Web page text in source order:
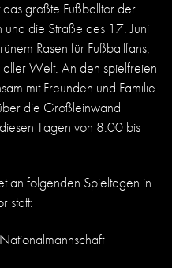
größte Fußballtor der
die Straße des 17. Juni
Rasen für Fußballfans,
Welt. An den spielfreien
mit Freunden und Familie
die Großleinwand
Tagen von 8:00 bis
an folgenden Spieltagen in
statt: